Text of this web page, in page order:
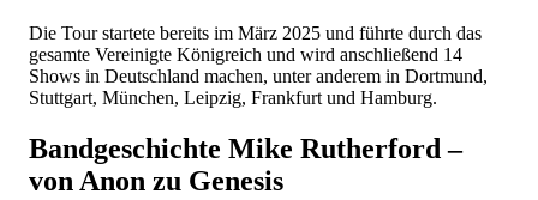
Die Tour startete bereits im März 2025 und führte durch das
gesamte Vereinigte Königreich und wird anschließend 14
Shows in Deutschland machen, unter anderem in Dortmund,
Stuttgart, München, Leipzig, Frankfurt und Hamburg.
Bandgeschichte Mike Rutherford –
von Anon zu Genesis